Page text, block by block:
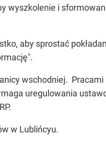
wyszkolenie i
aby sprostać
wschodniej.
uregulowania
w Lublińcyu.